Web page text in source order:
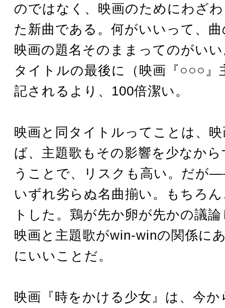
のではなく、映画のためにわざ
た新曲である。何がいいって、
映画の題名そのままってのがい
タイトルの最後に（映画『○○○』
記されるより、100倍潔い。
映画と同タイトルってことは、
ば、主題歌もその影響を少なか
うことで、リスクも高い。だが
いずれ劣らぬ名曲揃い。もちろ
トした。鶏が先か卵が先かの議
映画と主題歌がwin-winの関係に
にいいことだ。
映画『時をかける少女』は、今か